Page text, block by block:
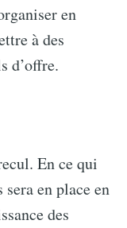
en
à des
d’offre.
En ce qui
en place en
des